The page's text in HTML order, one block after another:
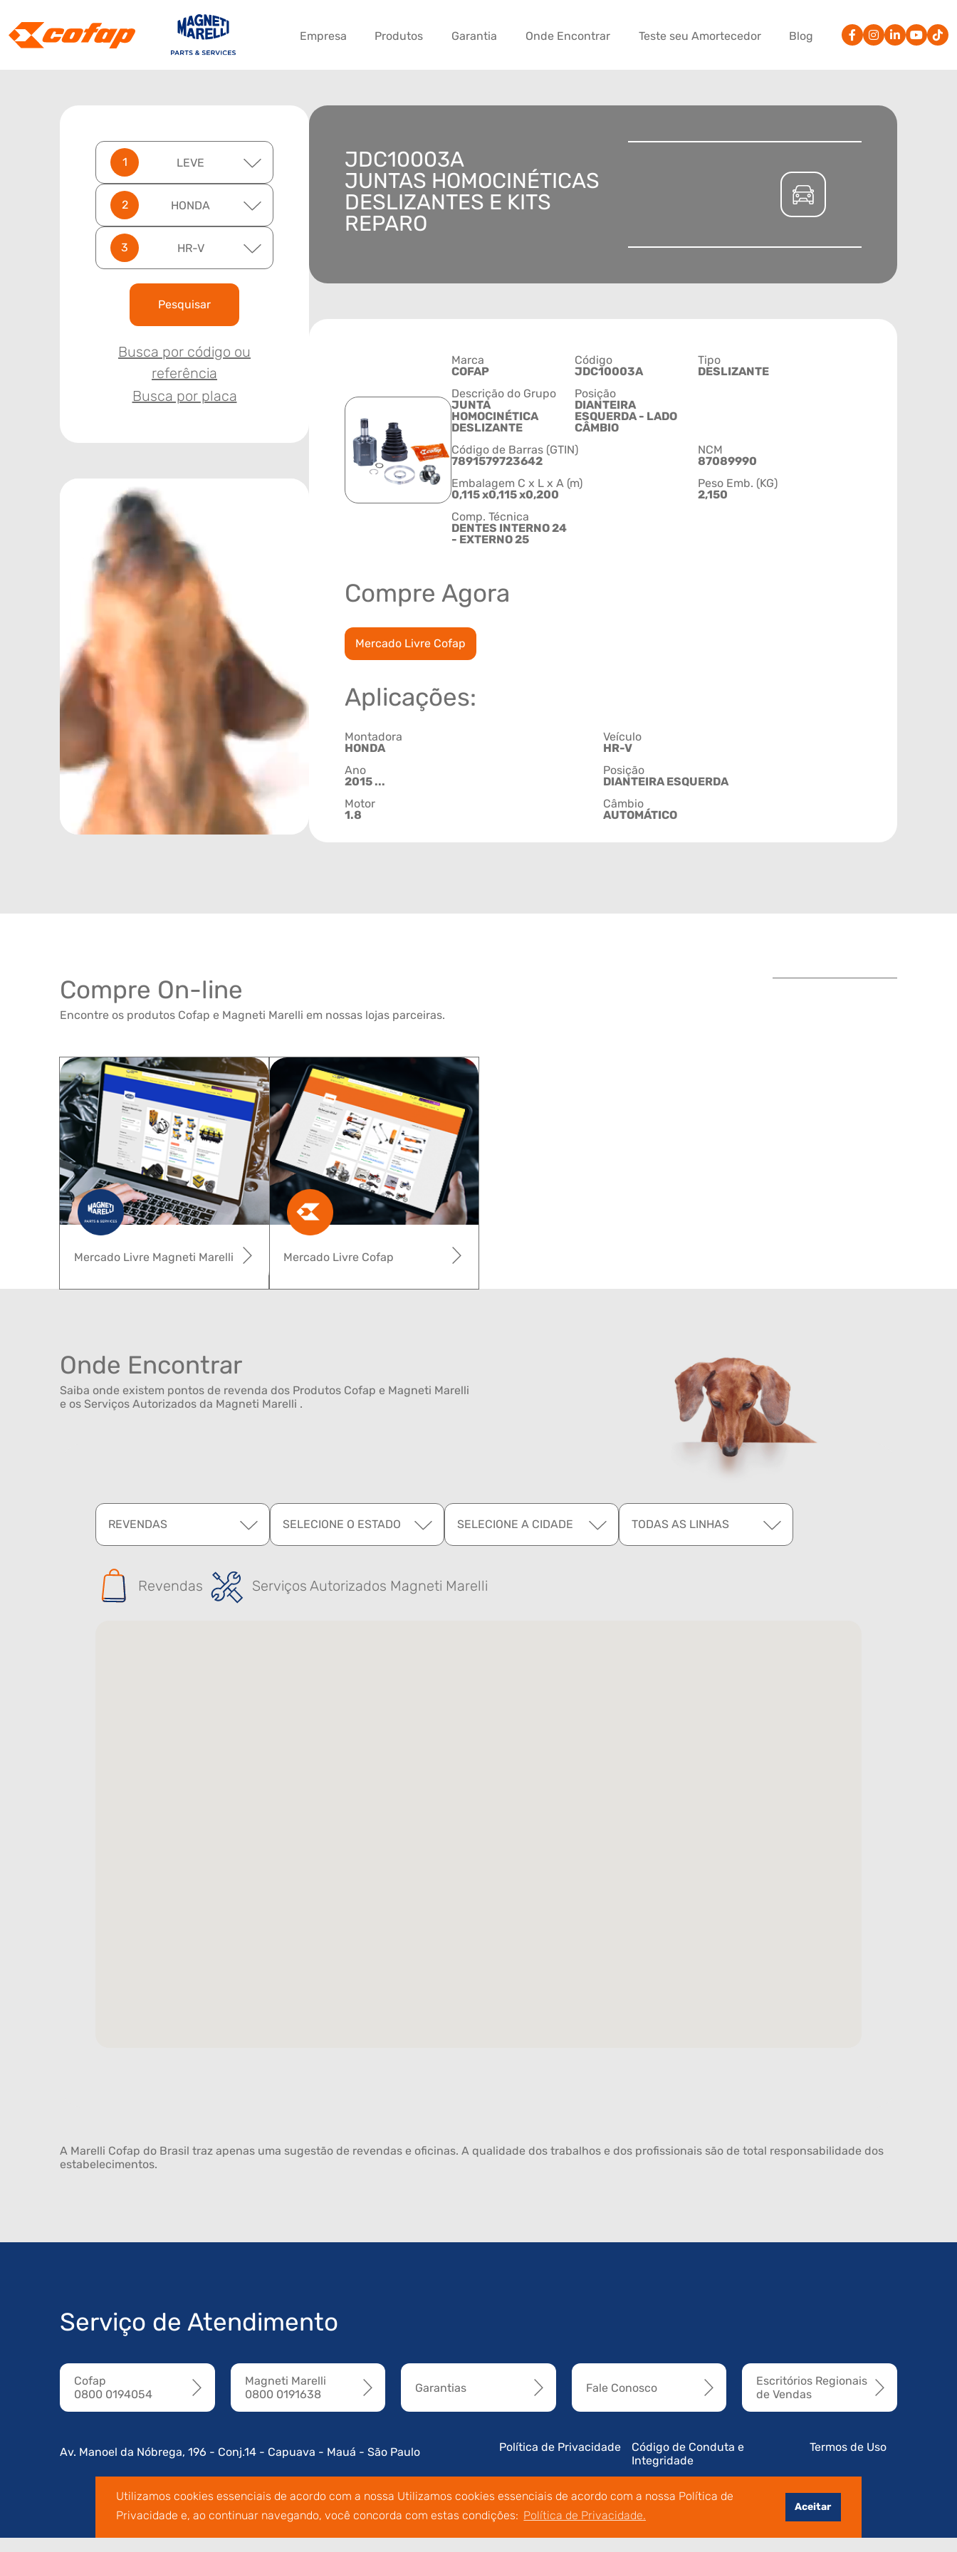
Utilizamos cookies essenciais de acordo com a nossa Utilizamos cookies essenciais de acordo com a nossa Política de
Privacidade e, ao continuar navegando, você concorda com estas condições: Política de Privacidade.
Aceitar
Empresa Produtos Garantia Onde Encontrar Teste seu Amortecedor Blog
LEVE
HONDA
HR-V
Pesquisar
Busca por código ou
referência
Busca por placa
JDC10003A
JUNTAS HOMOCINÉTICAS
DESLIZANTES E KITS
REPARO
Marca
COFAP
Código
JDC10003A
Tipo
DESLIZANTE
Descrição do Grupo
JUNTA
HOMOCINÉTICA
DESLIZANTE
Posição
DIANTEIRA
ESQUERDA - LADO
CÂMBIO
Código de Barras (GTIN)
7891579723642
NCM
87089990
Embalagem C x L x A (m)
0,115 x0,115 x0,200
Peso Emb. (KG)
2,150
Comp. Técnica
DENTES INTERNO 24
- EXTERNO 25
Compre Agora
Mercado Livre Cofap
Aplicações:
Montadora
HONDA
Veículo
HR-V
Ano
2015 ...
Posição
DIANTEIRA ESQUERDA
Motor
1.8
Câmbio
AUTOMÁTICO
Compre On-line
Encontre os produtos Cofap e Magneti Marelli em nossas lojas parceiras.
Mercado Livre Cofap
Mercado Livre Magneti Marelli
Onde Encontrar
Saiba onde existem pontos de revenda dos Produtos Cofap e Magneti Marelli
e os Serviços Autorizados da Magneti Marelli .
REVENDAS SELECIONE O ESTADO SELECIONE A CIDADE TODAS AS LINHAS
Revendas Serviços Autorizados Magneti Marelli
A Marelli Cofap do Brasil traz apenas uma sugestão de revendas e oficinas. A qualidade dos trabalhos e dos profissionais são de total responsabilidade dos
estabelecimentos.
Serviço de Atendimento
Cofap
0800 0194054
Magneti Marelli
0800 0191638
Garantias Fale Conosco
Escritórios Regionais
de Vendas
Av. Manoel da Nóbrega, 196 - Conj.14 - Capuava - Mauá - São Paulo Termos de Uso
Código de Conduta e
Integridade
Política de Privacidade